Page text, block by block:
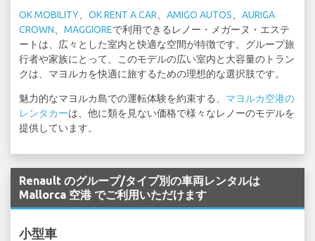
OK MOBILITY OK RENT A CAR AMIGO AUTOS
AURIGA
CROWN
MAGGIOREで利用できるレノー・メガーヌ・エステ
ートは、広々とした室内と快適な空間が特徴です。グループ旅
行者や家族にとって、このモデルの広い室内と大容量のトラン
クは、マヨルカを快適に旅するための理想的な選択肢です。
魅力的なマヨルカ島での運転体験を約束する、 マヨルカ空港の
レンタカーは、他に類を見ない価格で様々なレノーのモデルを
提供しています。
Renault のグループ/タイプ別の車両レンタルは
Mallorca 空港 でご利用いただけます
小型車